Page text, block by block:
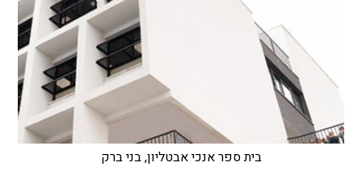
בית ספר אנכי אבטליון, בני ברק